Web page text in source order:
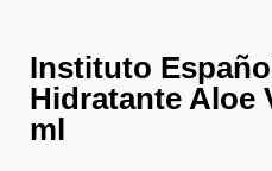
Instituto
Hidratante Aloe
ml